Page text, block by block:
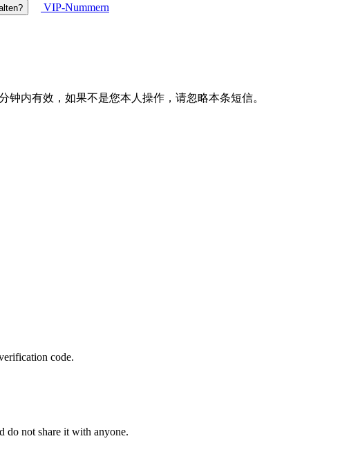
VIP-Nummern
钟内有效，如果不是您本人操作，请忽略本条短信。
code.
do not share it with anyone.